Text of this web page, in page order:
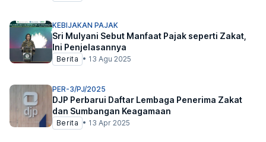
KEBIJAKAN PAJAK
Sri Mulyani Sebut Manfaat Pajak seperti Zakat,
Ini Penjelasannya
Berita • 13 Agu 2025
PER-3/PJ/2025
DJP Perbarui Daftar Lembaga Penerima Zakat
dan Sumbangan Keagamaan
Berita • 13 Apr 2025